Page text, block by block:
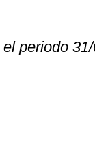
el periodo 31